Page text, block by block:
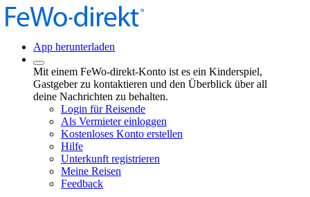
App herunterladen
Mit einem FeWo-direkt-Konto ist es ein Kinderspiel,
Gastgeber zu kontaktieren und den Überblick über all
deine Nachrichten zu behalten.
Login für Reisende
Als Vermieter einloggen
Kostenloses Konto erstellen
Hilfe
Unterkunft registrieren
Meine Reisen
Feedback